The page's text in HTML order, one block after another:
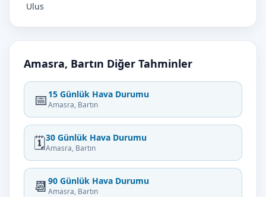
Ulus
Amasra, Bartın Diğer Tahminler
📅 15 Günlük Hava Durumu
Amasra, Bartın
🗓️30 Günlük Hava Durumu
Amasra, Bartın
📆 90 Günlük Hava Durumu
Amasra, Bartın